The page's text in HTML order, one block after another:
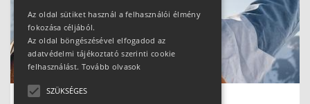
Az oldal sütiket használ a felhasználói élmény
fokozása céljából.
Az oldal böngészésével elfogadod az
adatvédelmi tájékoztató szerinti cookie
felhasználást. Tovább olvasok
SZÜKSÉGES